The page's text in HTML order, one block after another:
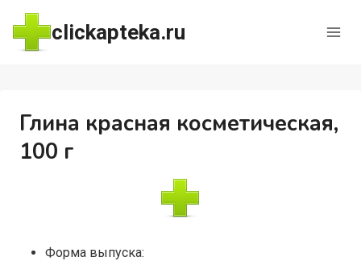
Перейти
содержимому
clickapteka.ru
Глина красная косметическая,
100 г
Форма выпуска: